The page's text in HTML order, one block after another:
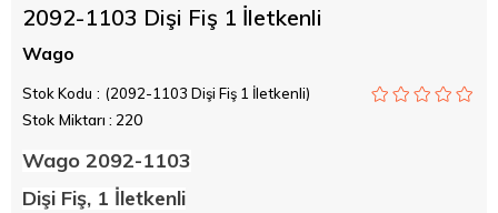
2092-1103 Dişi Fiş 1 İletkenli
Wago
Stok Kodu (2092-1103 Dişi Fiş 1 İletkenli)
Stok Miktarı : 220
Wago 2092-1103
Dişi Fiş, 1 İletkenli